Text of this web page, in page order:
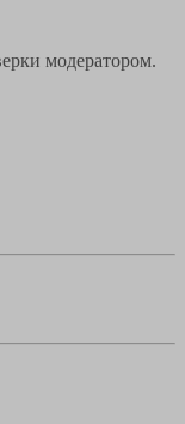
модератором.